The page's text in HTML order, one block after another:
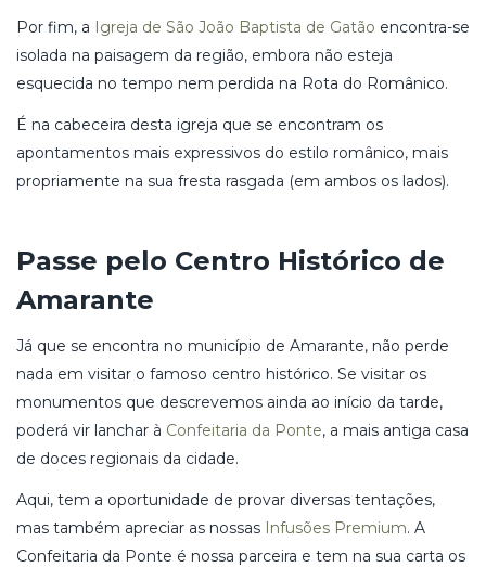
Por fim, a Igreja de São João Baptista de Gatão encontra-se
isolada na paisagem da região, embora não esteja
esquecida no tempo nem perdida na Rota do Românico.
É na cabeceira desta igreja que se encontram os
apontamentos mais expressivos do estilo românico, mais
propriamente na sua fresta rasgada (em ambos os lados).
Passe pelo Centro Histórico de
Amarante
Já que se encontra no município de Amarante, não perde
nada em visitar o famoso centro histórico. Se visitar os
monumentos que descrevemos ainda ao início da tarde,
poderá vir lanchar à Confeitaria da Ponte, a mais antiga casa
de doces regionais da cidade.
Aqui, tem a oportunidade de provar diversas tentações,
mas também apreciar as nossas Infusões Premium. A
Confeitaria da Ponte é nossa parceira e tem na sua carta os